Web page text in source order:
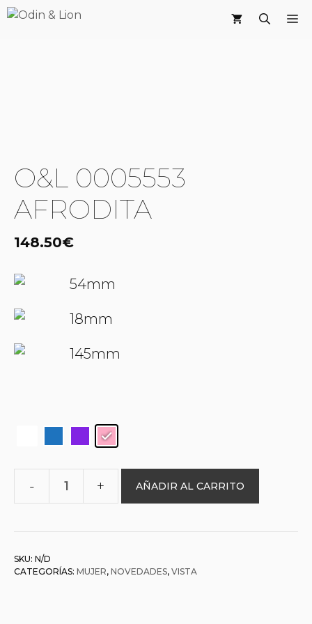
Saltar
O&L 0005553
AFRODITA
148.50€
54mm
18mm
145mm
AFRODITA
AÑADIR AL CARRITO
SKU: N/D
CATEGORÍAS: MUJER, NOVEDADES, VISTA